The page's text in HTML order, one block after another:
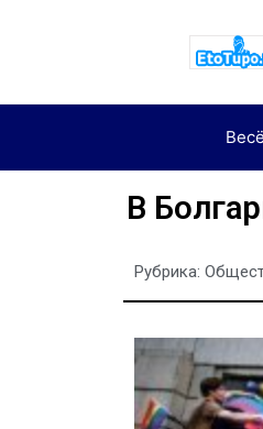
В
Рубрика: